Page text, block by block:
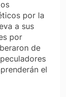
por la
a sus
por
de
el